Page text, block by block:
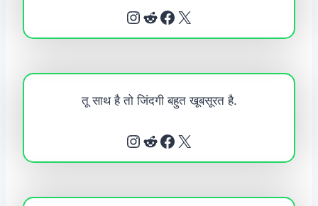
Instagram Reddit Facebook X
तू साथ है तो जिंदगी बहुत खूबसूरत है.
Instagram Reddit Facebook X